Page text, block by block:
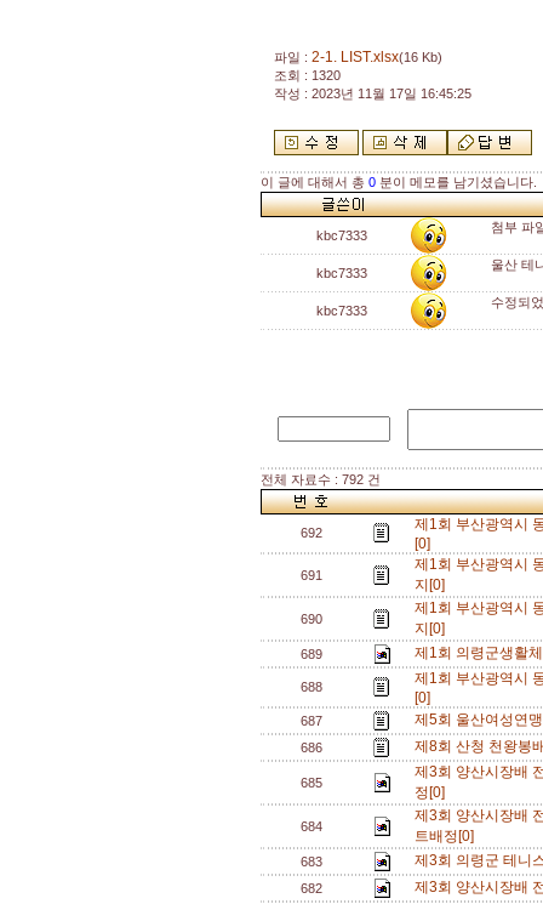
파일 : 2-1. LIST.xlsx(16 Kb)
조회 : 1320
작성 : 2023년 11월 17일 16:45:25
이 글에 대해서 총 0 분이 메모를 남기셨습니다.
kbc7333
첨부 파
kbc7333
울산 테
kbc7333
수정되
전체 자료수 : 792 건
692
제1회 부산광역시
[0]
691
제1회 부산광역시
지[0]
690
제1회 부산광역시
지[0]
689 제1회 의령군생활
688
제1회 부산광역시
[0]
687 제5회 울산여성연
686 제8회 산청 천왕봉
685
제3회 양산시장배
정[0]
684
제3회 양산시장배
트배정[0]
683 제3회 의령군 테니
682 제3회 양산시장배